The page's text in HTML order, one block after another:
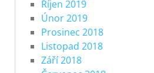
Říjen 2019
Únor 2019
Prosinec 2018
Listopad 2018
Září 2018